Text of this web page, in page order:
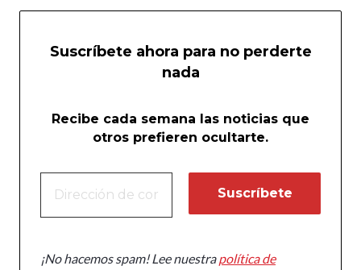
Suscríbete ahora para no perderte
nada
Recibe cada semana las noticias que
otros prefieren ocultarte.
¡No hacemos spam! Lee nuestrapolítica de